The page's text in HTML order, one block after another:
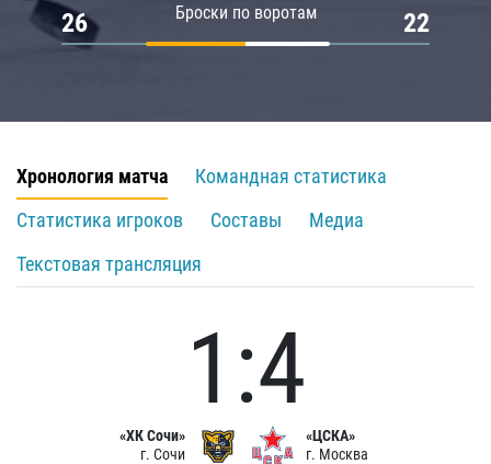
Броски по воротам
26 22
Хронология матча
Командная статистика
Статистика игроков
Составы
Медиа
Текстовая трансляция
«ХК Сочи»
г. Сочи
1:4
«ЦСКА»
г. Москва